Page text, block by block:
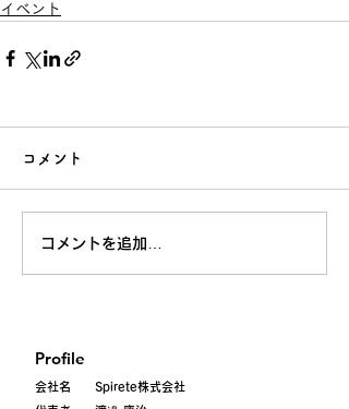
イベント
コメント
コメントを追加…
Profile
会社名 Spirete株式会社